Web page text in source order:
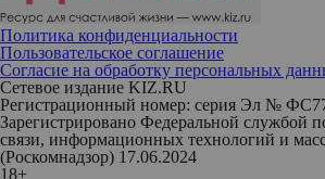
Политика конфиденциальности
Пользовательское соглашение
Согласие на обработку персональных
Сетевое издание KIZ.RU
Регистрационный номер: серия Эл №
Зарегистрировано Федеральной службой
связи, информационных технологий и
(Роскомнадзор) 17.06.2024
18+